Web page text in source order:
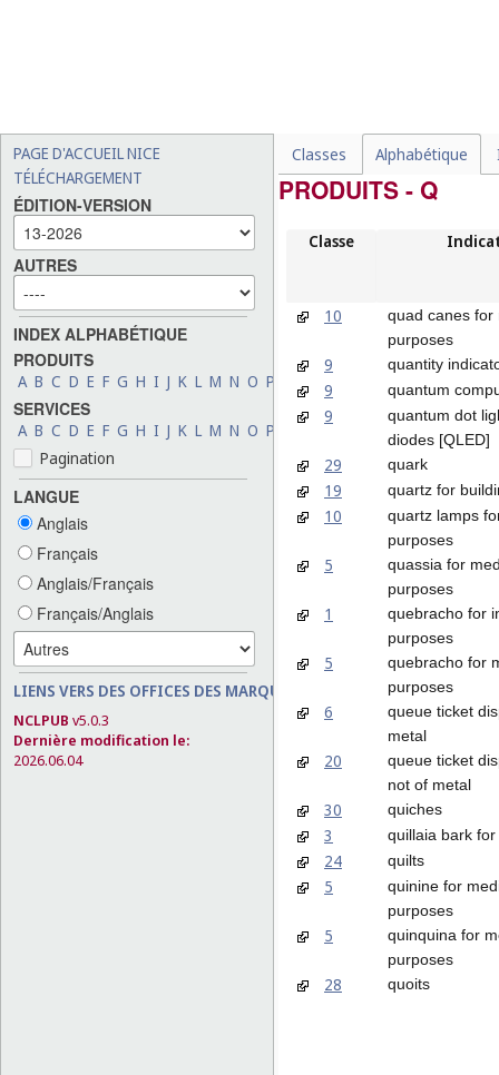
PAGE D'ACCUEIL NICE
TÉLÉCHARGEMENT
ÉDITION-VERSION
AUTRES
INDEX ALPHABÉTIQUE
PRODUITS
A B C D E F G H I J K L M N O P S Y
SERVICES
A B C D E F G H I J K L M N O P R S W X
Z
Pagination
LANGUE
Anglais
Français
Anglais/Français
Français/Anglais
LIENS VERS DES OFFICES DES MARQUES
NCLPUB v5.0.3
Dernière modification le:
2026.06.04
Classes Alphabétique
PRODUITS - Q
Classe
10
quad canes for
purposes
9 quantity
9 quantum
9
quantum dot
diodes [QLED]
29 quark
19 quartz for
10
quartz lamps
purposes
5
quassia for
purposes
1
quebracho for
purposes
5
quebracho for
purposes
6
queue ticket
metal
20
queue ticket
not of metal
30 quiches
3 quillaia bark
24 quilts
5
quinine for
purposes
5
quinquina for
purposes
28 quoits